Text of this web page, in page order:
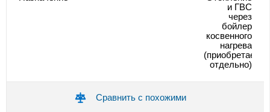
и ГВС
через
бойлер
косвенного
нагрева
(приобретается
отдельно)
Сравнить с похожими